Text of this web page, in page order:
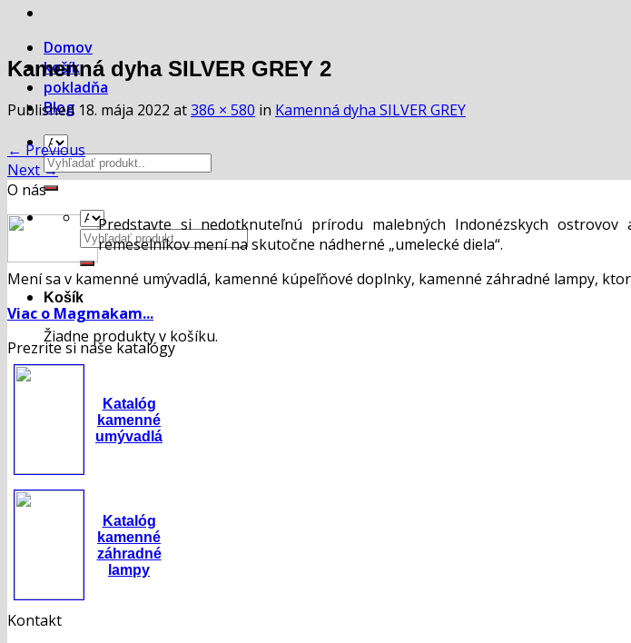
Domov
košík
pokladňa
Blog
Hľadať:
Hľadať:
Košík
Žiadne produkty v košíku.
Kamenná dyha SILVER GREY 2
Published 18. mája 2022 at386 × 580 in Kamenná dyha SILVER GREY
← Previous
Next→
O nás
Predstavte si nedotknuteľnú prírodu malebných Indonézskych
remeselníkov mení na skutočne nádherné „umelecké diela“.
Mení sa v kamenné umývadlá, kamenné kúpeľňové doplnky, kamenné záhradné lampy,
Viac o Magmakam...
Prezrite si naše katalógy
Katalóg
kamenné
umývadlá
Katalóg
kamenné
záhradné
lampy
Kontakt